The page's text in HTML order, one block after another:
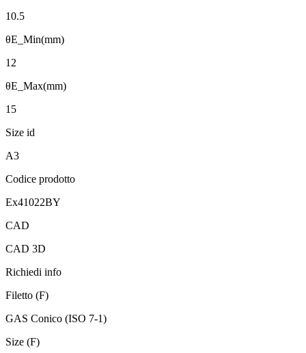
10.5
θE_Min(mm)
12
θE_Max(mm)
15
Size id
A3
Codice prodotto
Ex41022BY
CAD
CAD 3D
Richiedi info
Filetto (F)
GAS Conico (ISO 7-1)
Size (F)